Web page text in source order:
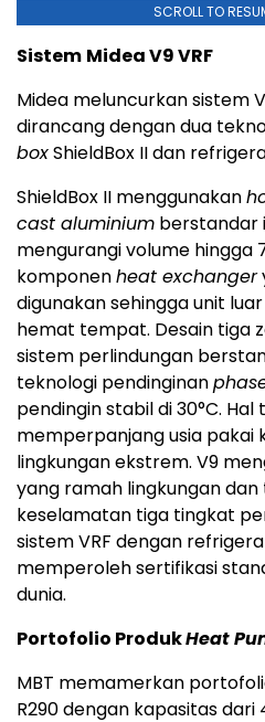
SCROLL TO
Sistem Midea V9 VRF
Midea meluncurkan sistem
dirancang dengan dua
boxShieldBox II dan
ShieldBox II menggunakan
cast aluminium berstandar
mengurangi volume hingga
komponenheat exchanger
digunakan sehingga unit
hemat tempat. Desain tiga
sistem perlindungan
teknologi pendinginan
pendingin stabil di 30°C.
memperpanjang usia pakai
lingkungan ekstrem. V9
yang ramah lingkungan dan
keselamatan tiga tingkat
sistem VRF dengan
memperoleh sertifikasi
dunia.
Portofolio ProdukHeat
MBT memamerkan
R290 dengan kapasitas